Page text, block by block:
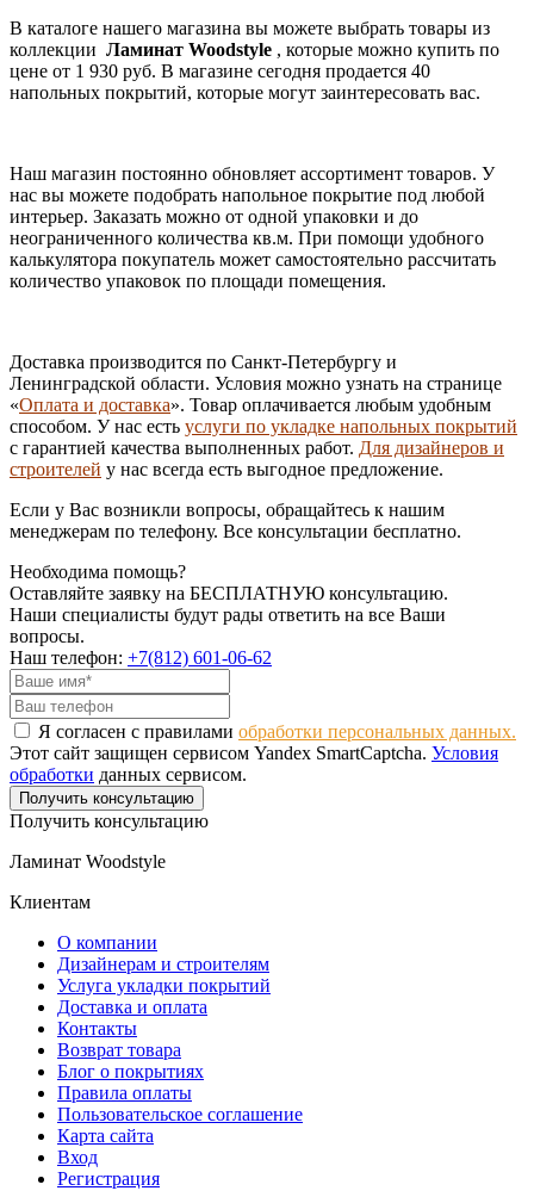
В каталоге нашего магазина вы можете выбрать товары из
коллекции Ламинат Woodstyle , которые можно купить по
цене от 1 930 руб. В магазине сегодня продается 40
напольных покрытий, которые могут заинтересовать вас.
Наш магазин постоянно обновляет ассортимент товаров. У
нас вы можете подобрать напольное покрытие под любой
интерьер. Заказать можно от одной упаковки и до
неограниченного количества кв.м. При помощи удобного
калькулятора покупатель может самостоятельно рассчитать
количество упаковок по площади помещения.
Доставка производится по Санкт-Петербургу и
Ленинградской области. Условия можно узнать на странице
«Оплата и доставка». Товар оплачивается любым удобным
способом. У нас есть услуги по укладке напольных покрытий
с гарантией качества выполненных работ. Для дизайнеров и
строителей у нас всегда есть выгодное предложение.
Если у Вас возникли вопросы, обращайтесь к нашим
менеджерам по телефону. Все консультации бесплатно.
Необходима помощь?
Оставляйте заявку на БЕСПЛАТНУЮ консультацию.
Наши специалисты будут рады ответить на все Ваши
вопросы.
Наш телефон: +7(812) 601-06-62
Я согласен с правилами обработки персональных данных.
Этот сайт защищен сервисом Yandex SmartCaptcha. Условия
обработки данных сервисом.
Получить консультацию
Получить консультацию
Ламинат Woodstyle
Клиентам
О компании
Дизайнерам и строителям
Услуга укладки покрытий
Доставка и оплата
Контакты
Возврат товара
Блог о покрытиях
Правила оплаты
Пользовательское соглашение
Карта сайта
Вход
Регистрация